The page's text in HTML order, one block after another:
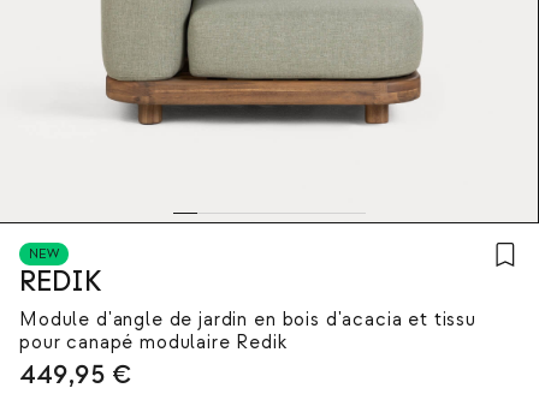
NEW
REDIK
Module d'angle de jardin en bois d'acacia et tissu
pour canapé modulaire Redik
449,95 €